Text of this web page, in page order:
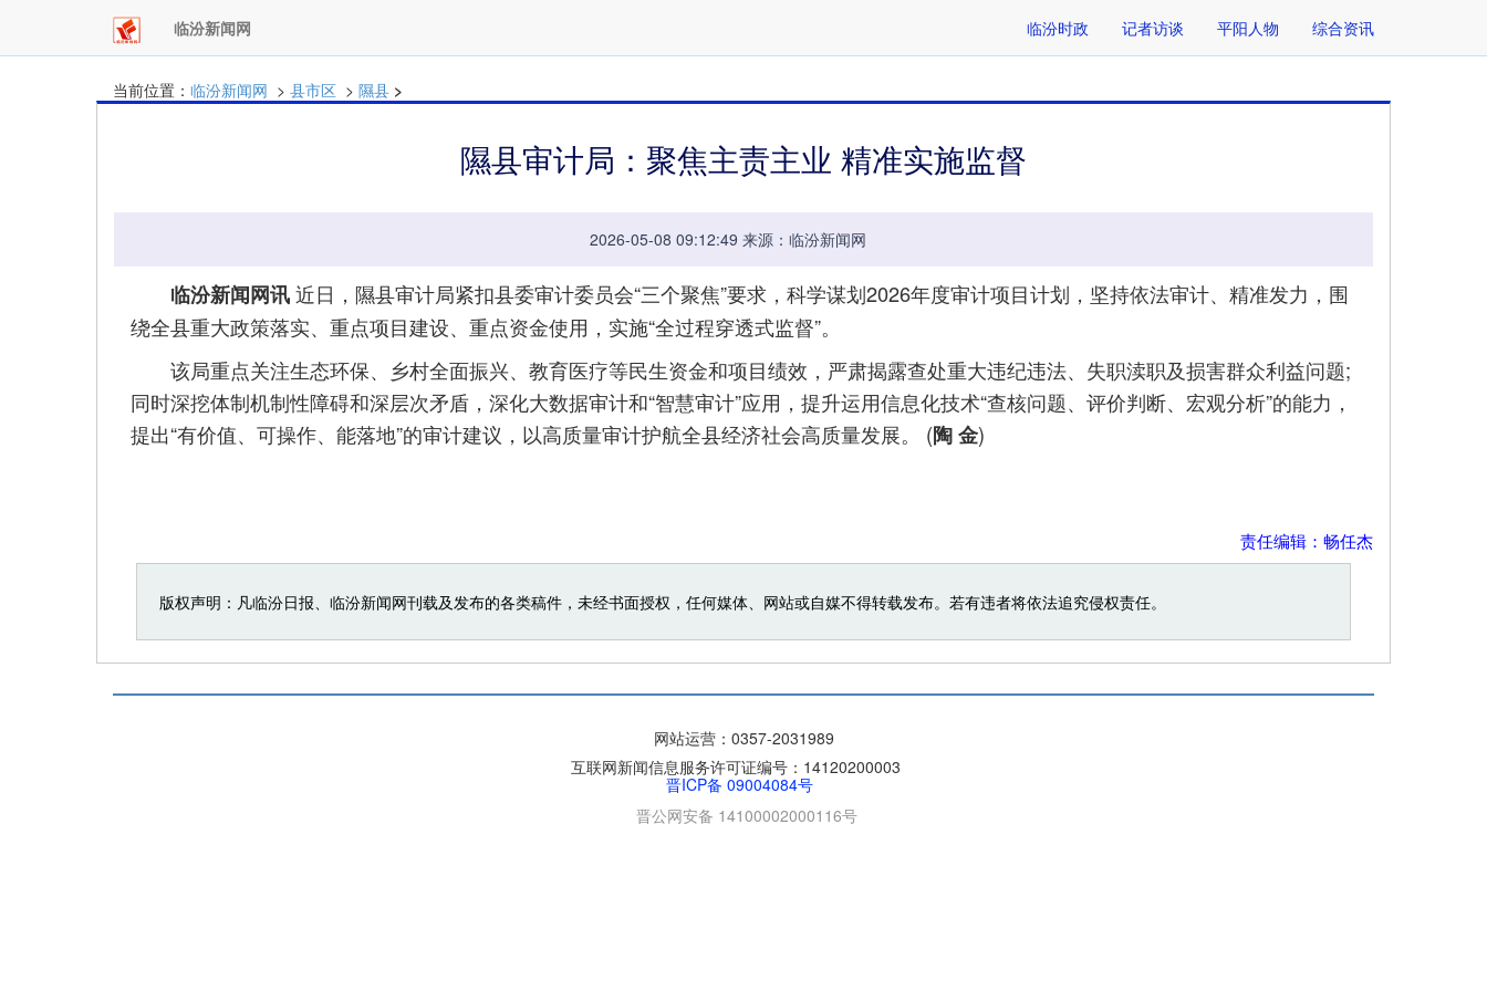
临汾新闻网 临汾时政 记者访谈 平阳人物 综合资讯
当前位置： 临汾新闻网 > 县市区 > 隰县 >
隰县审计局：聚焦主责主业 精准实施监督
2026-05-08 09:12:49 来源：临汾新闻网
临汾新闻网讯近日，隰县审计局紧扣县委审计委员会“三个聚焦”要求，科学谋划2026年度审计项目计划，坚持依法审计、精准发力，围
绕全县重大政策落实、重点项目建设、重点资金使用，实施“全过程穿透式监督”。
该局重点关注生态环保、乡村全面振兴、教育医疗等民生资金和项目绩效，严肃揭露查处重大违纪违法、失职渎职及损害群众利益问题;
同时深挖体制机制性障碍和深层次矛盾，深化大数据审计和“智慧审计”应用，提升运用信息化技术“查核问题、评价判断、宏观分析”的能力，
提出“有价值、可操作、能落地”的审计建议，以高质量审计护航全县经济社会高质量发展。
(陶 金)
责任编辑：畅任杰
版权声明：凡临汾日报、临汾新闻网刊载及发布的各类稿件，未经书面授权，任何媒体、网站或自媒不得转载发布。若有违者将依法追究侵权责任。
网站运营： 0357-2031989
互联网新闻信息服务许可证编号：14120200003
晋ICP备 09004084号
晋公网安备 14100002000116号